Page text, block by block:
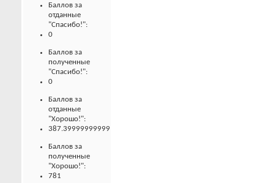
Баллов за
отданные
"Спасибо!":
0
Баллов за
полученные
"Спасибо!":
0
Баллов за
отданные
"Хорошо!":
387.39999999999
Баллов за
полученные
"Хорошо!":
781